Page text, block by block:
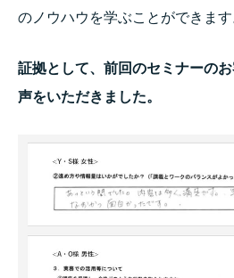
のノウハウを学ぶことができます
証拠として、前回のセミナーの
声をいただきました。